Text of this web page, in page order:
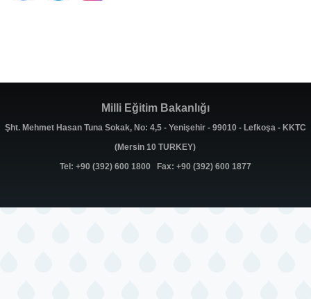
Milli Eğitim Bakanlığı
Şht. Mehmet Hasan Tuna Sokak, No: 4,5 - Yenişehir - 99010 - Lefkoşa - KKTC
(Mersin 10 TURKEY)
Tel: +90 (392) 600 1800 Fax: +90 (392) 600 1877